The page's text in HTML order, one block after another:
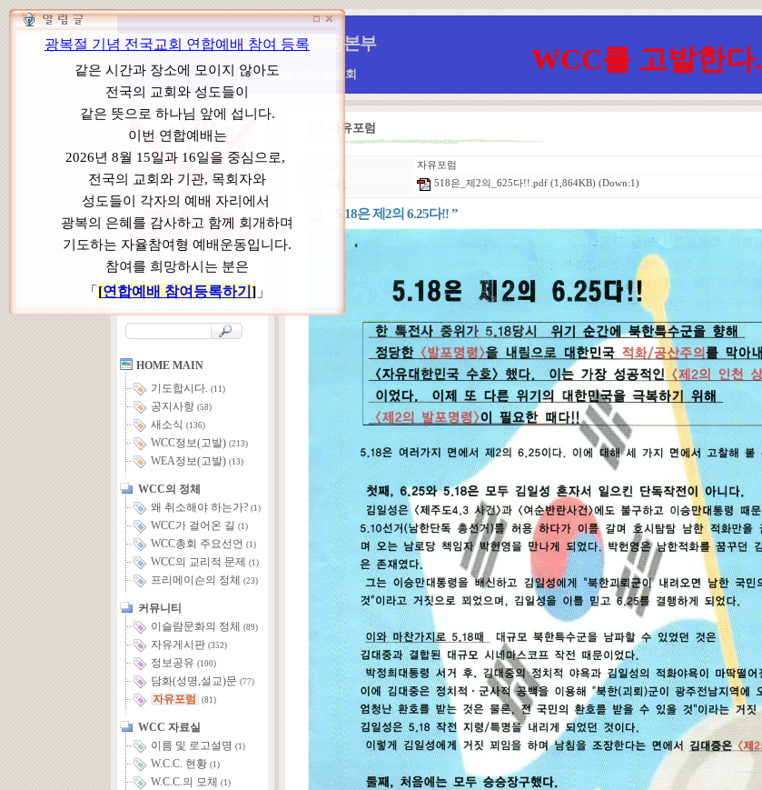
WCC 고발(반대)운동본부
특별 WCC 반대 대책 위원회 WCC를 고발한다.
본부장 : 박동호 목사
고 문 : 남성운 목사
위원장 : 이상원 목사
총 무 : 권태섭 목사
HOME MAIN
기도합시다. (11)
공지사항 (58)
새소식 (136)
WCC정보(고발) (213)
WEA정보(고발) (13)
WCC의 정체
왜 취소해야 하는가? (1)
WCC가 걸어온 길 (1)
WCC총회 주요선언 (1)
WCC의 교리적 문제 (1)
프리메이슨의 정체 (23)
커뮤니티
이슬람문화의 정체
(89)
자유게시판 (352)
정보공유 (100)
담화(성명,설교)문 (77)
자유포럼 (81)
WCC 자료실
이름 및 로고설명 (1)
W.C.C. 현황 (1)
W.C.C.의 모체 (1)
자유포럼
자유포럼
첨부#1 518은_제2의_625다!!.pdf (1,864KB) (Down:1)
“ 5.18은 제2의 6.25다!! ”